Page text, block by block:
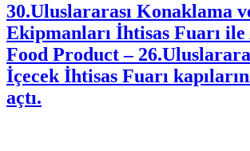
30.Uluslararası Konaklama
Ekipmanları İhtisas Fuarı ile
Food Product –
İçecek İhtisas Fuarı
açtı.